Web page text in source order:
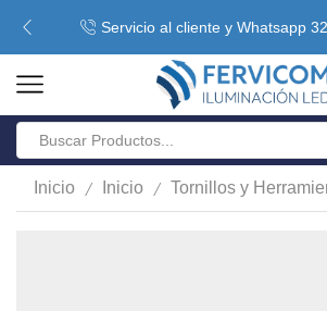
Servicio al cliente y Whatsapp
Inicio / Inicio / Tornillos y